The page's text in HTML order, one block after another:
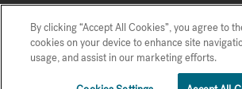
By clicking “Accept All Cookies”, you agree to
cookies on your device to enhance site
usage, and assist in our marketing efforts.